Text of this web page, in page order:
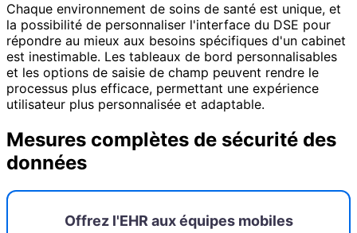
Chaque environnement de soins de santé est unique, et
la possibilité de personnaliser l'interface du DSE pour
répondre au mieux aux besoins spécifiques d'un cabinet
est inestimable. Les tableaux de bord personnalisables
et les options de saisie de champ peuvent rendre le
processus plus efficace, permettant une expérience
utilisateur plus personnalisée et adaptable.
Mesures complètes de sécurité des
données
Offrez l'EHR aux équipes mobiles